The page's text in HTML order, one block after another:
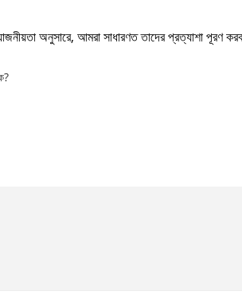
অনুসারে, আমরা সাধারণত তাদের প্রত্যাশা পূরণ